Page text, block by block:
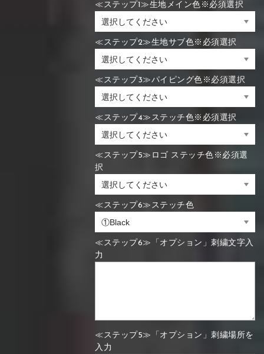
≪ステップ1≫生地メイン色※必須選択
≪ステップ2≫生地サブ色※必須選択
≪ステップ3≫パイピング色※必須選択
≪ステップ4≫ステッチ色※必須選択
≪ステップ5≫ロゴ ステッチ色※必須選
択
≪ステップ6≫ステッチ色
≪ステップ6≫「オプション」刺繍文字入
力
≪ステップ5≫「オプション」刺繍場所を
入力